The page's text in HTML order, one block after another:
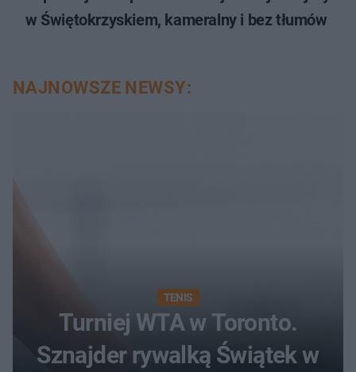
w Świętokrzyskiem, kameralny i bez tłumów
NAJNOWSZE NEWSY:
TENIS
Turniej WTA w Toronto.
Sznajder rywalką Świątek w